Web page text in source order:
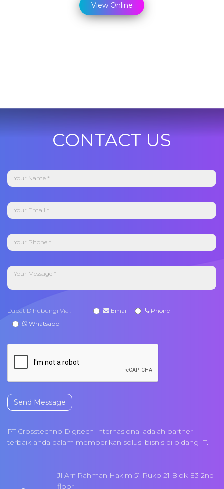
View Online
CONTACT US
Dapat Dihubungi Via : Email
Phone
Whatsapp
Send Message
PT Crosstechno Digitech Internasional adalah partner
terbaik anda dalam memberikan solusi bisnis di bidang IT.
Jl Arif Rahman Hakim 51 Ruko 21 Blok E3 2nd
floor